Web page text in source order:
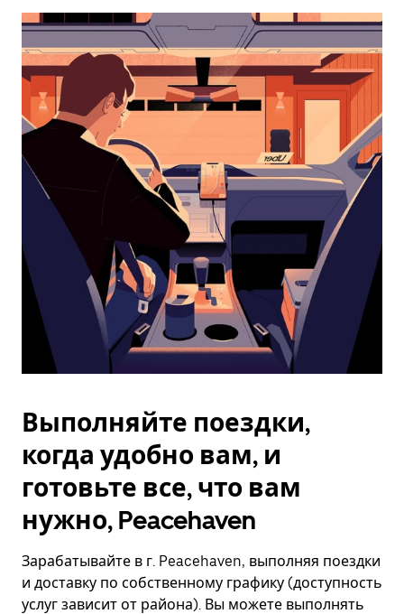
календарю
выбрать
дату.
Чтобы
закрыть
календарь,
нажмите
Esc.
Выполняйте поездки,
когда удобно вам, и
готовьте все, что вам
нужно, Peacehaven
Зарабатывайте в г. Peacehaven, выполняя поездки
и доставку по собственному графику (доступность
услуг зависит от района). Вы можете выполнять